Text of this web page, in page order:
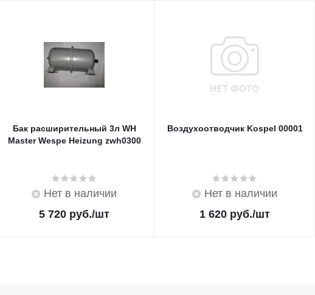
Бак расширительный 3л WH
Master Wespe Heizung zwh0300
Нет в наличии
5 720 руб./шт
Воздухоотводчик Kospel 00001
Нет в наличии
1 620 руб./шт